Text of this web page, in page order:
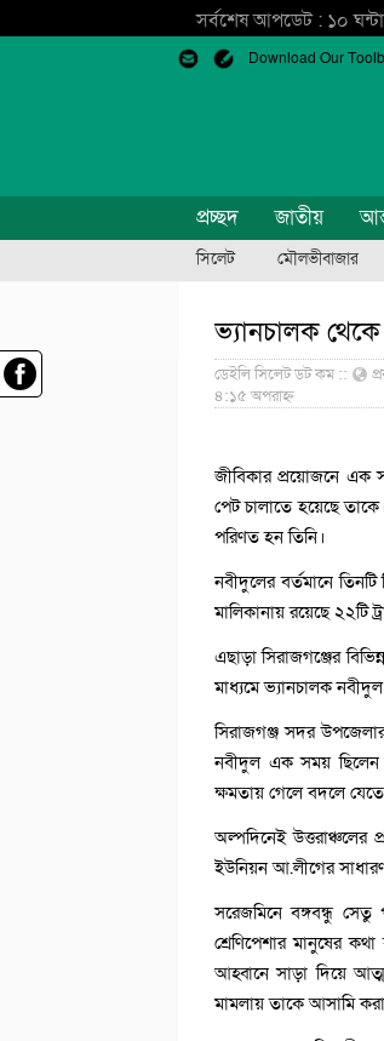
সর্বশেষ আপডেট : ১০
Download Our
প্রচ্ছদ জাতীয়
সিলেট মৌলভীবাজার
ভ্যানচালক
ডেইলি সিলেট ডট কম ::
৪:১৫ অপরাহ্ন
জীবিকার প্রয়োজনে এক
পেট চালাতে হয়েছে
পরিণত হন তিনি।
নবীদুলের বর্তমানে
মালিকানায় রয়েছে ২২টি
এছাড়া সিরাজগঞ্জের
মাধ্যমে ভ্যানচালক
সিরাজগঞ্জ সদর
নবীদুল এক সময় ছিলেন
ক্ষমতায় গেলে বদলে
অল্পদিনেই উত্তরাঞ্চলের
ইউনিয়ন আ.লীগের
সরেজমিনে বঙ্গবন্ধু সেতু
শ্রেণিপেশার মানুষের
আহ্বানে সাড়া দিয়ে
মামলায় তাকে আসামি